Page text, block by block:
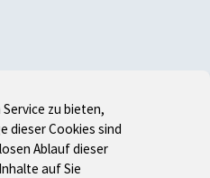
zu bieten,
dieser Cookies sind
Ablauf dieser
auf Sie